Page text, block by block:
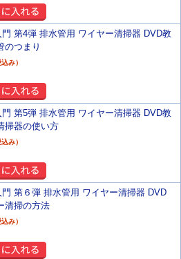
第4弾 排水管用 ワイヤー清掃器 DVD教
のつまり
込み）
第5弾 排水管用 ワイヤー清掃器 DVD教
掃器の使い方
込み）
第６弾 排水管用 ワイヤー清掃器 DVD
清掃の方法
込み）